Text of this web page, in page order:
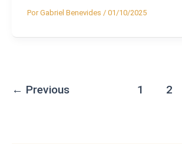
PorGabriel Benevides / 01/10/2025
← Previous 1 2